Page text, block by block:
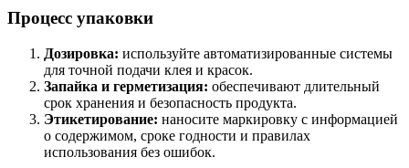
Процесс упаковки
Дозировка: используйте автоматизированные системы
для точной подачи клея и красок.
Запайка и герметизация: обеспечивают длительный
срок хранения и безопасность продукта.
Этикетирование: наносите маркировку с информацией
о содержимом, сроке годности и правилах
использования без ошибок.